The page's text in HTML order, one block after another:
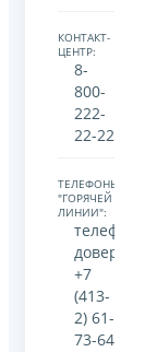
КОНТАКТ-
ЦЕНТР:
8-
800-
222-
22-22
ТЕЛЕФОНЫ
"ГОРЯЧЕЙ
ЛИНИИ":
телефон
доверия
+7
(413-
2) 61-
73-64